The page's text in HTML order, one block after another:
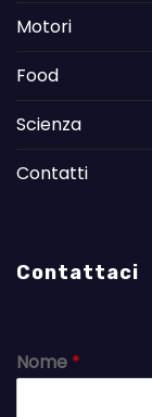
Motori
Food
Scienza
Contatti
Contattaci
Nome *